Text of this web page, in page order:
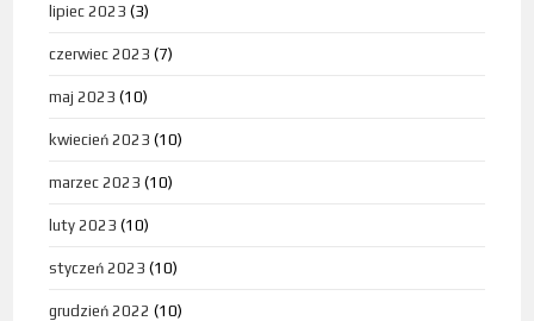
lipiec 2023 (3)
czerwiec 2023 (7)
maj 2023 (10)
kwiecień 2023 (10)
marzec 2023 (10)
luty 2023 (10)
styczeń 2023 (10)
grudzień 2022 (10)